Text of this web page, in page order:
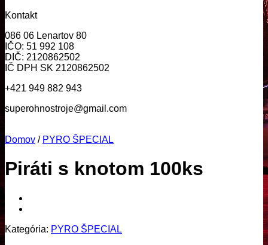
Kontakt
086 06 Lenartov 80
IČO: 51 992 108
DIČ: 2120862502
IČ DPH SK 2120862502
+421 949 882 943
superohnostroje@gmail.com
Domov / PYRO ŠPECIAL
Piráti s knotom 100ks
Kategória: PYRO ŠPECIAL